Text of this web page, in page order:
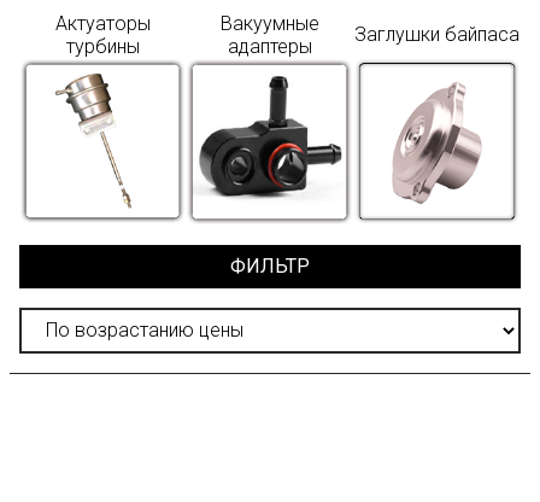
Актуаторы
турбины
Вакуумные
адаптеры
Заглушки байпаса
ФИЛЬТР